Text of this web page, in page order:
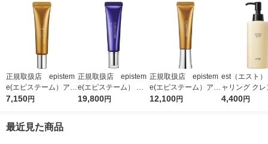
正規取扱店 epistem
e(エピステーム）アイ
パーフェクトショット
7,150円
正規取扱店 epistem
e(エピステーム） ス
テムサイエンスアイ 1
19,800円
正規取扱店 epistem
e(エピステーム）アイ
パーフェクトショット
12,100円
est（エスト
ャリング ク
グセラム
4,400円
最近見た商品